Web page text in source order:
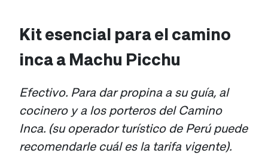
Kit esencial para el camino
inca a Machu Picchu
Efectivo. Para dar propina a su guía, al
cocinero y a los porteros del Camino
Inca. (su operador turístico de Perú puede
recomendarle cuál es la tarifa vigente).